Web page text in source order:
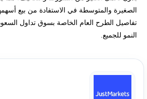
أفضل شركات تداول مرخصة في 2026
معايير الحكم الشرعي للشركات في سوق نمو
تعرف على المزيد عن التداول في السوق السعودي
الصغيرة والمتوسطة في الاستفادة من بيع
تفاصيل الطرح العام الخاصة بسوق تداول
النمو للجميع.